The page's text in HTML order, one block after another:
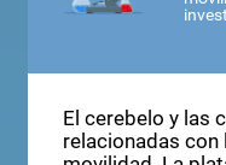
El cerebelo y las
relacionadas con